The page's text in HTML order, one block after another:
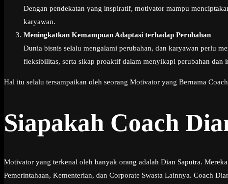
Dengan pendekatan yang inspiratif, motivator mampu
karyawan.
Meningkatkan Kemampuan Adaptasi terhadap Perubahan
Dunia bisnis selalu mengalami perubahan, dan karyawan perlu
fleksibilitas, serta sikap proaktif dalam menyikapi perubahan dan
Hal itu selalu tersampaikan oleh seorang Motivator yang Bernama
Siapakah Coach
Motivator yang terkenal oleh banyak orang adalah Dian Saputra.
Pemerintahaan, Kementerian, dan Corporate Swasta Lainnya. Coach